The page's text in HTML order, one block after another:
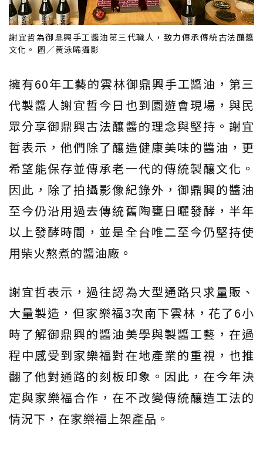
謝宜哲為御鼎興手工醬油第三代職人，致力傳承傳統古法釀醬
文化。 圖／黃泳晞攝影
擁有60年工藝的雲林御鼎興手工醬油，第三
代製醬人謝宜哲今日也到園遊會現場，與民
眾分享御鼎興古法釀醬的理念與堅持。謝宜
哲表示，他們除了釀造健康美味的醬油，更
希望能保存並傳承老一代的傳統製釀文化。
因此，除了拍攝影像紀錄外，御鼎興的醬油
至今仍沿用過去傳統舊陶甕日曬發酵，半年
以上發酵時間，並是全台唯二至今仍堅持使
用柴火熬煮的醬油廠。
謝宜哲表示，過往認為大型通路只求量販、
大量製造，但家樂福3次南下雲林，花了6小
時了解御鼎興的醬油美學與製醬工藝，在過
程中感受到家樂福對在地產業的重視，也推
翻了他對通路的刻板印象。因此，在今年決
定與家樂福合作，在不改變傳統釀造工法的
情況下，在家樂福上架產品。